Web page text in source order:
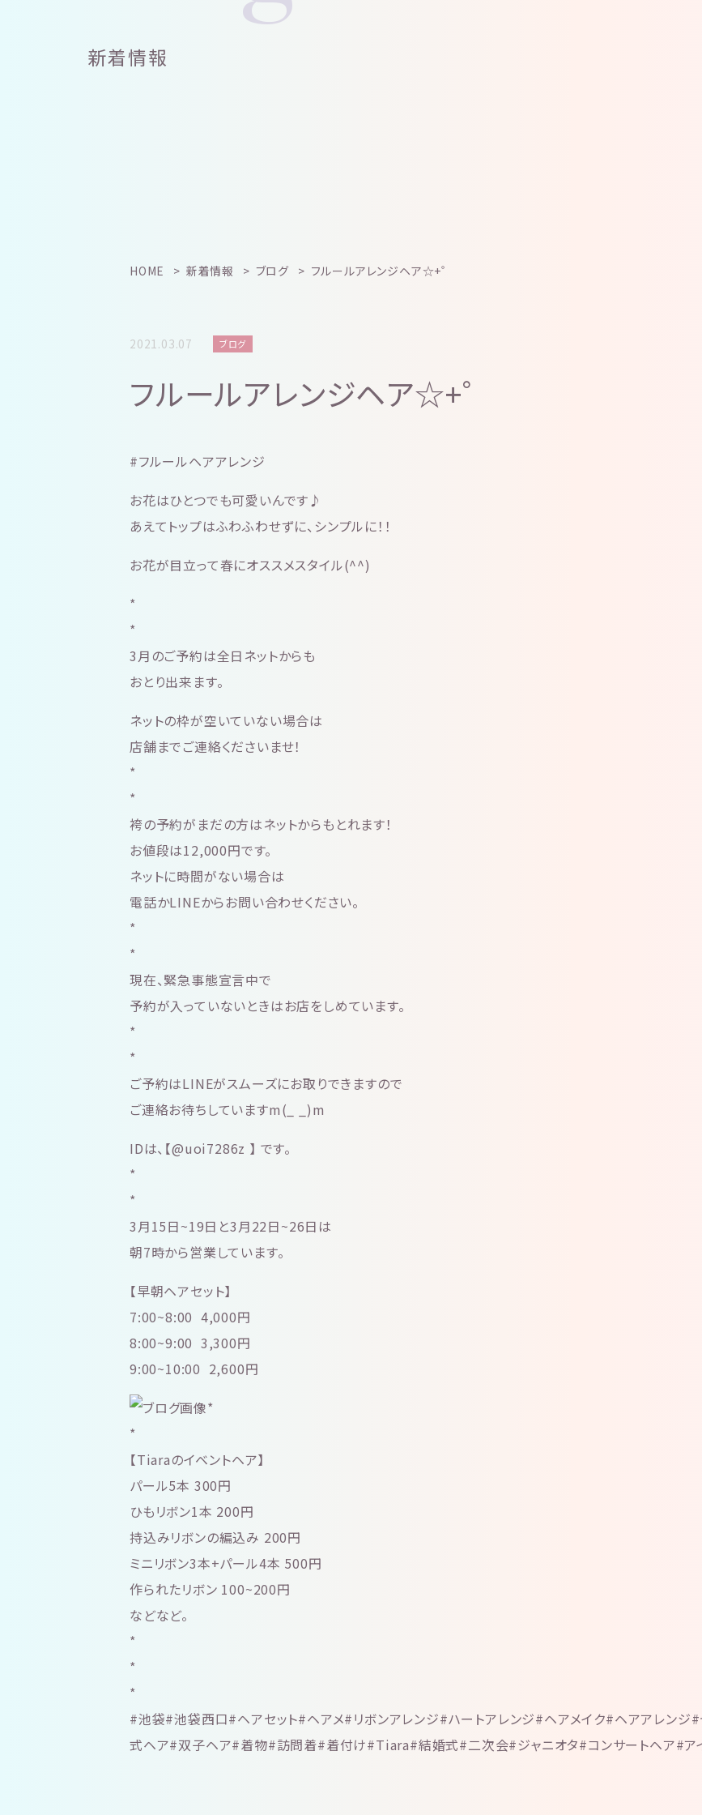
新着情報
HOME 新着情報 ブログ フルールアレンジヘア☆+゜
2021.03.07 ブログ
フルールアレンジヘア☆+゜
#フルールヘアアレンジ
お花はひとつでも可愛いんです♪
あえてトップはふわふわせずに、シンプルに！！
お花が目立って春にオススメスタイル(^^)
*
*
3月のご予約は全日ネットからも
おとり出来ます。
ネットの枠が空いていない場合は
店舗までご連絡くださいませ！
*
*
袴の予約がまだの方はネットからもとれます！
お値段は12,000円です。
ネットに時間がない場合は
電話かLINEからお問い合わせください。
*
*
現在、緊急事態宣言中で
予約が入っていないときはお店をしめています。
*
*
ご予約はLINEがスムーズにお取りできますので
ご連絡お待ちしていますm(_ _)m
IDは、【@uoi7286z 】 です。
*
*
3月15日~19日と3月22日~26日は
朝7時から営業しています。
【早朝ヘアセット】
7:00~8:00 4,000円
8:00~9:00 3,300円
9:00~10:00 2,600円
*
*
【Tiaraのイベントヘア】
パール5本 300円
ひもリボン1本 200円
持込みリボンの編込み 200円
ミニリボン3本+パール4本 500円
作られたリボン 100~200円
などなど。
*
*
*
#池袋#池袋西口#ヘアセット#ヘアメ#リボンアレンジ#ハートアレンジ#ヘアメイク#ヘアアレンジ
式ヘア#双子ヘア#着物#訪問着#着付け#Tiara#結婚式#二次会#ジャニオタ#コンサートヘア#ア